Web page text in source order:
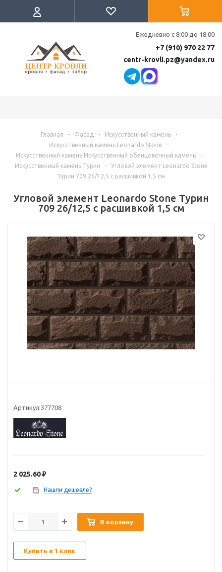
Ежедневно с 8:00 до 18:00
+7 (910) 970 22 77
centr-krovli.pz@yandex.ru
Главная - Фасад - Искусственный камень
-
Искусственный камень Leonardo Stone
-
Искусственный камень Искусственный облицовочный камень
-
Искусственный камень Турин
-
Угловой элемент Leonardo Stone
Турин 709 26/12,5 с расшивкой 1,5 см
Угловой элемент Leonardo Stone Турин
709 26/12,5 с расшивкой 1,5 см
Артикул:377708
2 025.60₽
Нашли дешевле?
В корзину
Купить в 1 клик